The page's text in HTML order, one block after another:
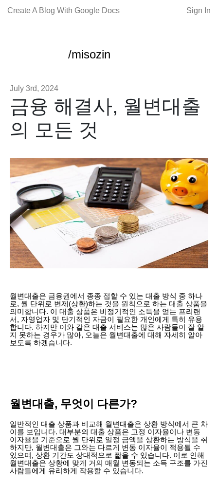
Create A Blog With Google Docs Sign In
/misozin
July 3rd, 2024
금융 해결사, 월변대출
의 모든 것
월변대출은 금융권에서 종종 접할 수 있는 대출 방식 중 하나
로, 월 단위로 변제(상환)하는 것을 원칙으로 하는 대출 상품을
의미합니다. 이 대출 상품은 비정기적인 소득을 얻는 프리랜
서, 자영업자 및 단기적인 자금이 필요한 개인에게 특히 유용
합니다. 하지만 이와 같은 대출 서비스는 많은 사람들이 잘 알
지 못하는 경우가 많아, 오늘은 월변대출에 대해 자세히 알아
보도록 하겠습니다.
월변대출, 무엇이 다른가?
일반적인 대출 상품과 비교해 월변대출은 상환 방식에서 큰 차
이를 보입니다. 대부분의 대출 상품은 고정 이자율이나 변동
이자율을 기준으로 월 단위로 일정 금액을 상환하는 방식을 취
하지만, 월변대출은 그와는 다르게 변동 이자율이 적용될 수
있으며, 상환 기간도 상대적으로 짧을 수 있습니다. 이로 인해
월변대출은 상황에 맞게 거의 매월 변동되는 소득 구조를 가진
사람들에게 유리하게 작용할 수 있습니다.